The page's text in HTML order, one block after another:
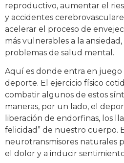
reproductivo, aumentar el
y accidentes
acelerar el proceso de
más vulnerables a la
problemas de salud mental.
Aquí es donde entra en juego
deporte. El ejercicio físico
combatir algunos de estos
maneras, por un lado, el
liberación de endorfinas, los
felicidad” de nuestro cuerpo.
neurotransmisores naturales
el dolor y a inducir